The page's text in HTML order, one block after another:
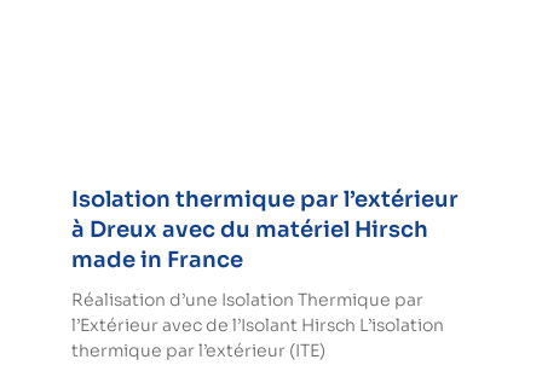
Isolation thermique par l’extérieur
à Dreux avec du matériel Hirsch
made in France
Réalisation d’une Isolation Thermique par
l’Extérieur avec de l’Isolant Hirsch L’isolation
thermique par l’extérieur (ITE)